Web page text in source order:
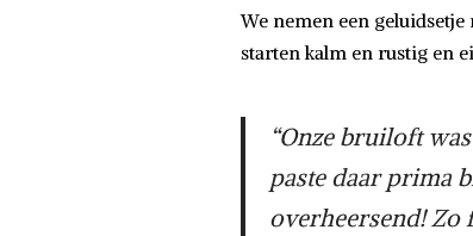
We nemen een
starten kalm en rustig en
“Onze bruiloft
paste daar prima
overheersend! Zo